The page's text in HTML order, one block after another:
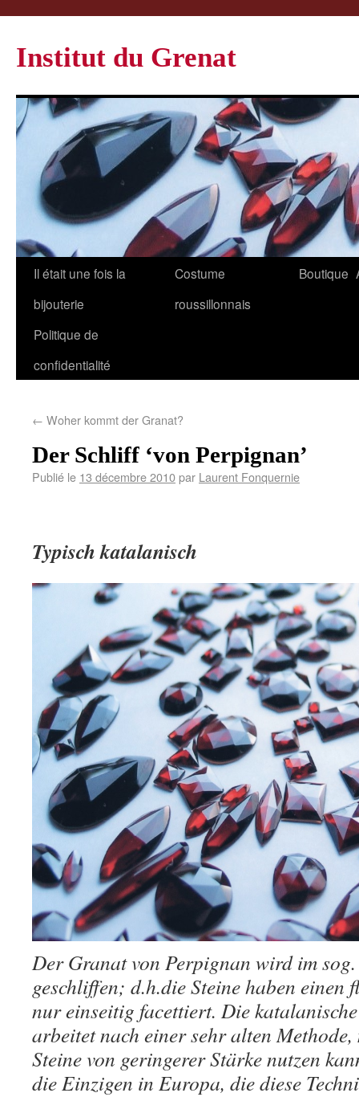
Institut du Grenat
Il était une fois la
bijouterie
Costume
roussillonnais
Boutique
Politique de
confidentialité
← Woher kommt der Granat?
Der Schliff ‘von Perpignan’
Publié le 13 décembre 2010par Laurent Fonquernie
Typisch katalanisch
Der Granat von Perpignan wird im
geschliffen; d.h.die Steine haben einen
nur einseitig facettiert. Die
arbeitet nach einer sehr alten
Steine von geringerer Stärke nutzen
die Einzigen in Europa, die diese